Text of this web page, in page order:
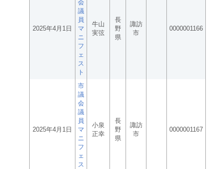
2025年4月1日
会
議
員
マ
ニ
フ
ェ
ス
ト
牛山
実弦
長
野
県
諏訪
市
0000001166
2025年4月1日
市
議
会
議
員
マ
ニ
フ
ェ
ス
小泉
正幸
長
野
県
諏訪
市
0000001167